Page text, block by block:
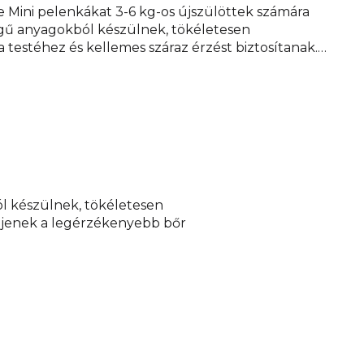
Mini pelenkákat 3-6 kg-os újszülöttek számára
anyagokból készülnek, tökéletesen
testéhez és kellemes száraz érzést biztosítanak.
megfeleljenek a legérzékenyebb bőr
készülnek, tökéletesen
a legérzékenyebb bőr